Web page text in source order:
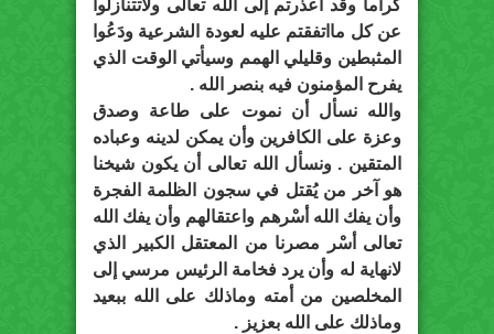
كراما وقد أعذرتم إلى الله تعالى ولاتتنازلوا
عن كل مااتفقتم عليه لعودة الشرعية ودَعُوا
المثبطين وقليلي الهمم وسيأتي الوقت الذي
يفرح المؤمنون فيه بنصر الله .
والله نسأل أن نموت على طاعة وصدق
وعزة على الكافرين وأن يمكن لدينه وعباده
المتقين . ونسأل الله تعالى أن يكون شيخنا
هو آخر من يُقتل في سجون الظلمة الفجرة
وأن يفك الله أسْرهم واعتقالهم وأن يفك الله
تعالى أسْر مصرنا من المعتقل الكبير الذي
لانهاية له وأن يرد فخامة الرئيس مرسي إلى
المخلصين من أمته وماذلك على الله ببعيد
وماذلك على الله بعزيز .